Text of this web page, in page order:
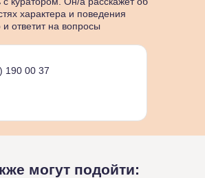
характера и поведения
и ответит на вопросы
190 00 37
могут подойти: